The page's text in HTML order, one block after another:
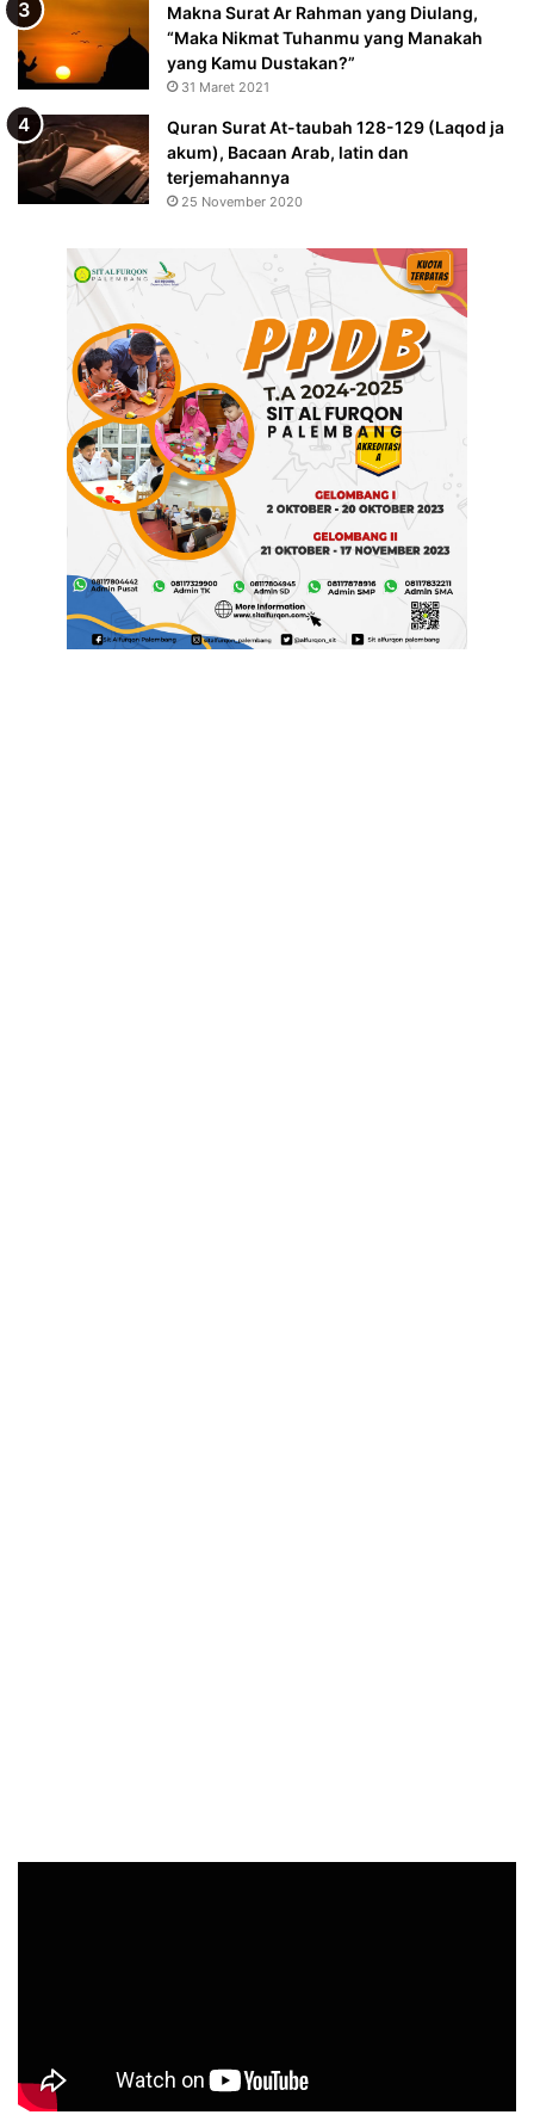
Makna Surat Ar Rahman yang Diulang,
“Maka Nikmat Tuhanmu yang Manakah
yang Kamu Dustakan?”
31 Maret 2021
Quran Surat At-taubah 128-129 (Laqod ja
akum), Bacaan Arab, latin dan
terjemahannya
25 November 2020